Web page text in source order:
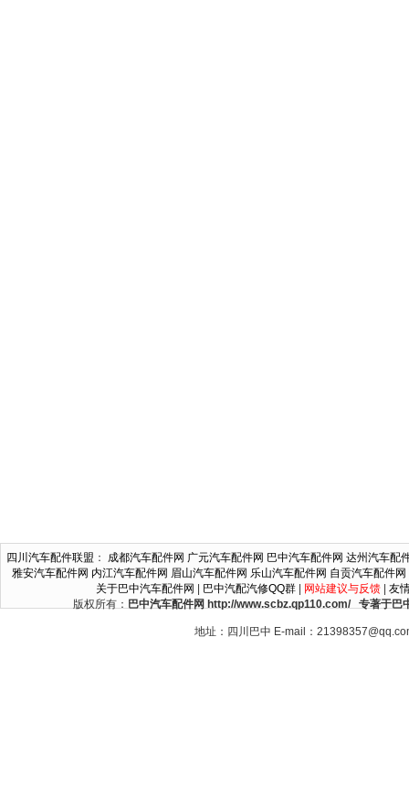
四川汽车配件联盟 ： 成都汽车配件网 广元汽车配件网 巴中汽车配件网 达州汽车配
雅安汽车配件网 内江汽车配件网 眉山汽车配件网 乐山汽车配件网 自贡汽车配件网
关于巴中汽车配件网
巴中汽配汽修QQ群| 网站建议与反馈| 友
版权所有： 巴中汽车配件网 http://www.scbz.qp110.com/ 专著于巴
地址：四川巴中 E-mail：